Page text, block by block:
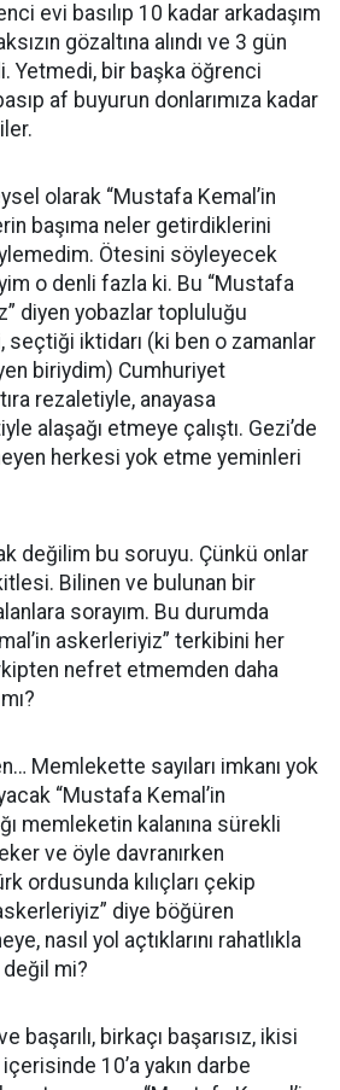
evi basılıp 10 kadar arkadaşım
gözaltına alındı ve 3 gün
Yetmedi, bir başka öğrenci
af buyurun donlarımıza kadar
olarak “Mustafa Kemal’in
başıma neler getirdiklerini
Ötesini söyleyecek
o denli fazla ki. Bu “Mustafa
diyen yobazlar topluluğu
seçtiği iktidarı (ki ben o zamanlar
biriydim) Cumhuriyet
rezaletiyle, anayasa
alaşağı etmeye çalıştı. Gezi’de
herkesi yok etme yeminleri
değilim bu soruyu. Çünkü onlar
Bilinen ve bulunan bir
sorayım. Bu durumda
askerleriyiz” terkibini her
nefret etmemden daha
Memlekette sayıları imkanı yok
“Mustafa Kemal’in
memleketin kalanına sürekli
ve öyle davranırken
ordusunda kılıçları çekip
diye böğüren
nasıl yol açtıklarını rahatlıkla
mi?
başarılı, birkaçı başarısız, ikisi
10’a yakın darbe